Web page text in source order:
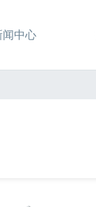
闻中心